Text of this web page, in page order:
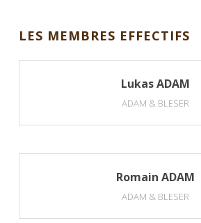
LES MEMBRES EFFECTIFS
Lukas ADAM
ADAM & BLESER
Romain ADAM
ADAM & BLESER